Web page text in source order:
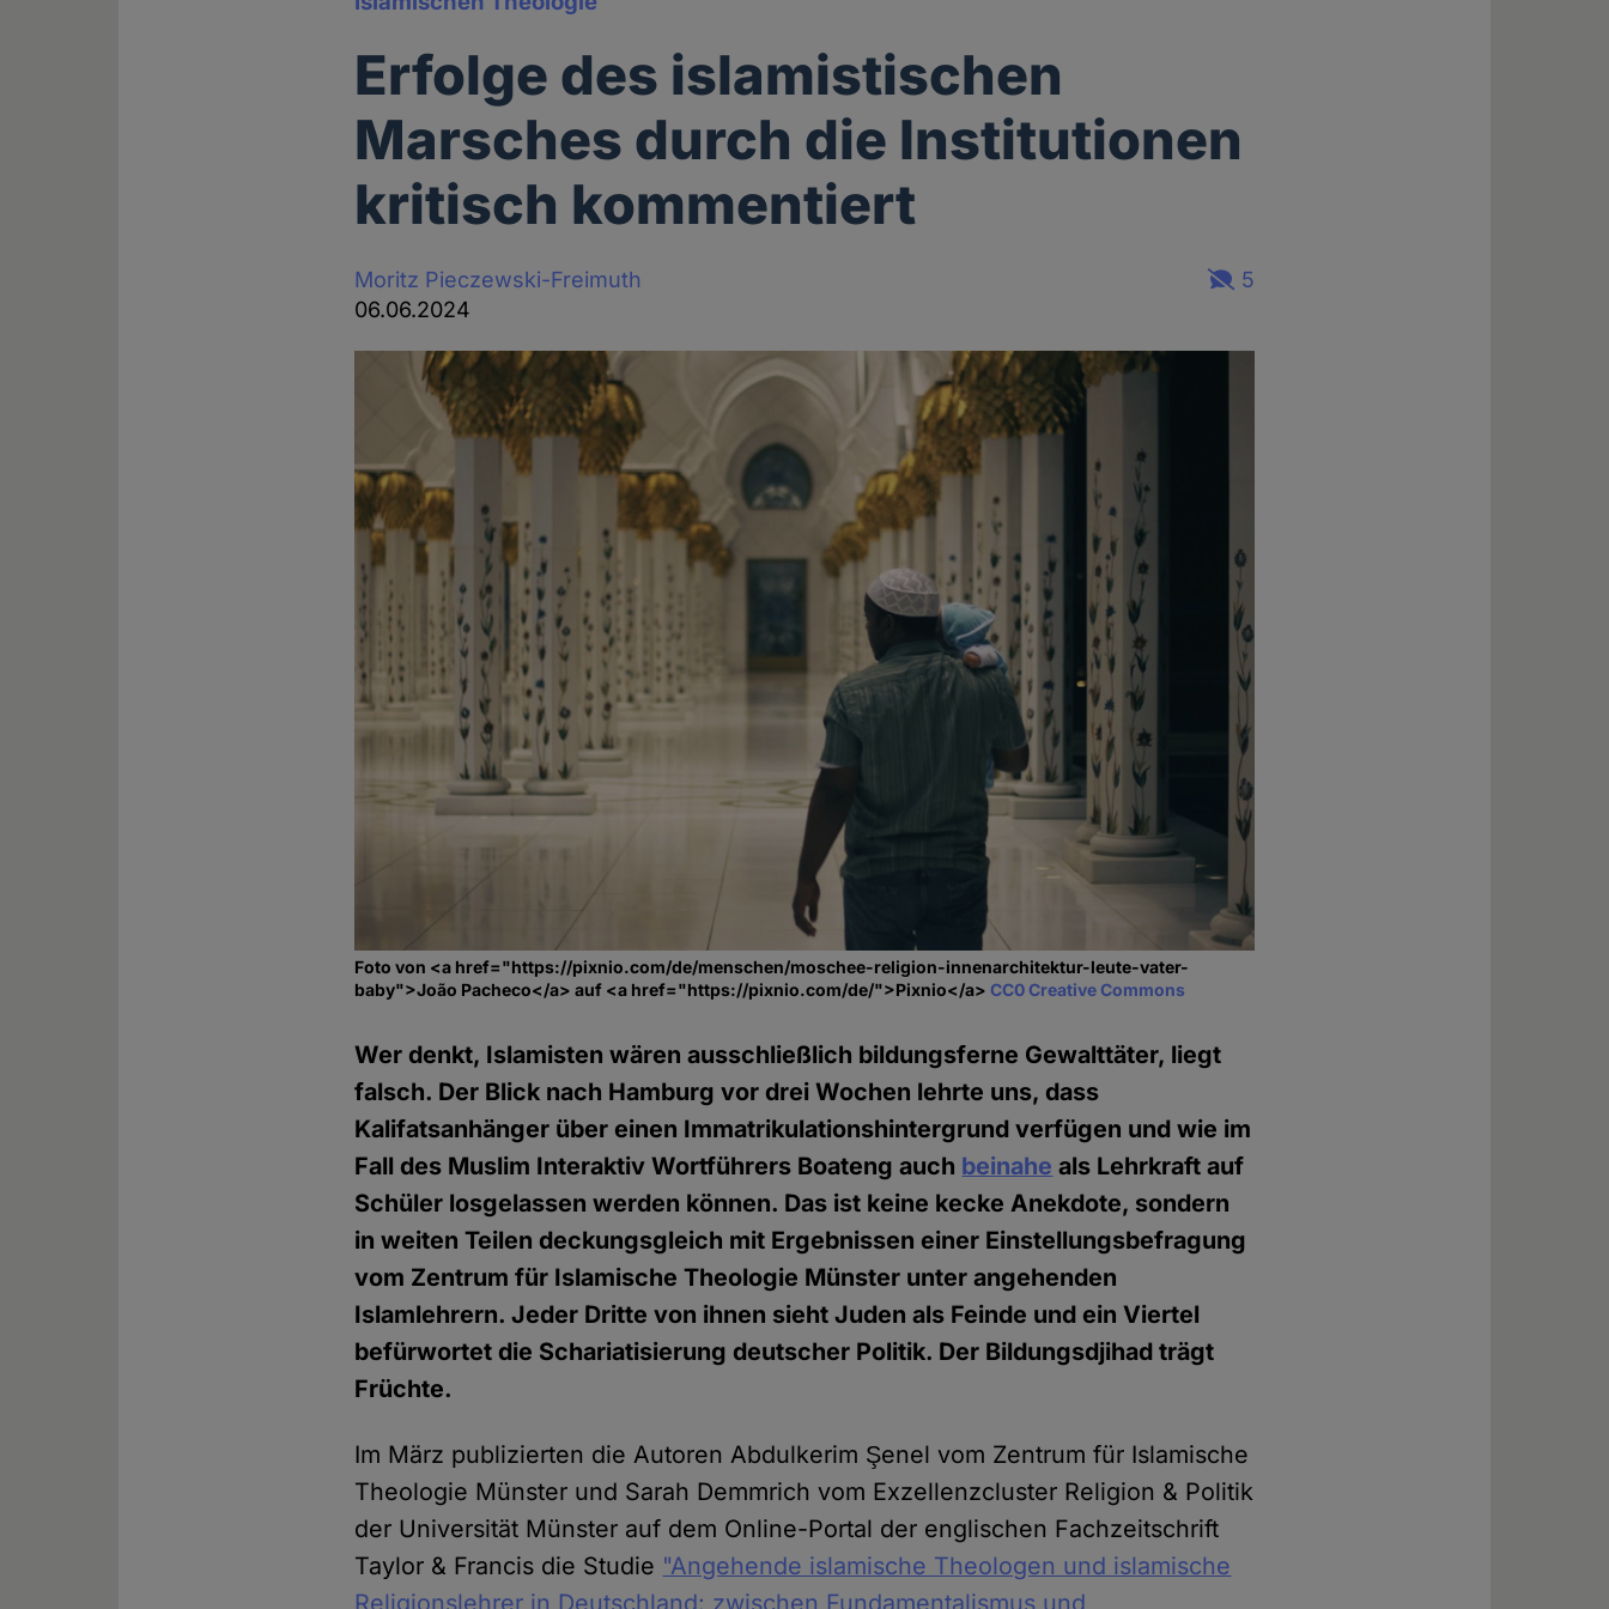
Erfolge des islamistischen
Marsches durch die Institutionen
kritisch kommentiert
Moritz Pieczewski-Freimuth
06.06.2024
5
Foto von <a href="https://pixnio.com/de/menschen/moschee-religion-innenarchitektur-leute-vater-
baby">João Pacheco</a> auf <a href="https://pixnio.com/de/">Pixnio</a>CC0 Creative Commons
Wer denkt, Islamisten wären ausschließlich bildungsferne Gewalttäter, liegt
falsch. Der Blick nach Hamburg vor drei Wochen lehrte uns, dass
Kalifatsanhänger über einen Immatrikulationshintergrund verfügen und wie im
Fall des Muslim Interaktiv Wortführers Boateng auch beinahe als Lehrkraft auf
Schüler losgelassen werden können. Das ist keine kecke Anekdote, sondern
in weiten Teilen deckungsgleich mit Ergebnissen einer Einstellungsbefragung
vom Zentrum für Islamische Theologie Münster unter angehenden
Islamlehrern. Jeder Dritte von ihnen sieht Juden als Feinde und ein Viertel
befürwortet die Schariatisierung deutscher Politik. Der Bildungsdjihad trägt
Früchte.
Im März publizierten die Autoren Abdulkerim Şenel vom Zentrum für Islamische
Theologie Münster und Sarah Demmrich vom Exzellenzcluster Religion & Politik
der Universität Münster auf dem Online-Portal der englischen Fachzeitschrift
Taylor & Francis die Studie "Angehende islamische Theologen und islamische